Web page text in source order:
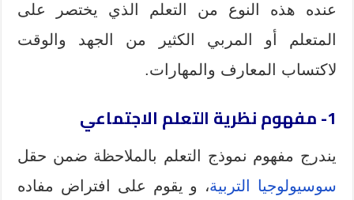
عنده هذه النوع من التعلم الذي يختصر على
المتعلم أو المربي الكثير من الجهد والوقت
لاكتساب المعارف والمهارات.
1- مفهوم نظرية التعلم الاجتماعي
يندرج مفهوم نموذج التعلم بالملاحظة ضمن حقل
سوسيولوجيا التربية، و يقوم على افتراض مفاده